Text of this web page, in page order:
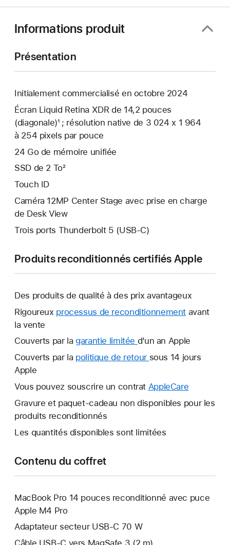
Informations produit
Présentation
Initialement commercialisé en octobre 2024
Écran Liquid Retina XDR de 14,2 pouces
(diagonale)¹ ; résolution native de 3 024 x 1 964
à 254 pixels par pouce
24 Go de mémoire unifiée
SSD de 2 To²
Touch ID
Caméra 12MP Center Stage avec prise en charge
de Desk View
Trois ports Thunderbolt 5 (USB‑C)
Produits reconditionnés certifiés Apple
Des produits de qualité à des prix avantageux
Rigoureux processus de reconditionnement avant
la vente
Couverts par la garantie limitée Une
nouvelle
d’un an Apple
Couverts par la politique de retour Une
fenêtre
sous 14 jours
Apple
Vous pouvez souscrire un contrat AppleCare
nouvelle
Gravure et paquet-cadeau non disponibles pour les
produits reconditionnés
Les quantités disponibles sont limitées
Contenu du coffret
MacBook Pro 14 pouces reconditionné avec puce
Apple M4 Pro
Adaptateur secteur USB‑C 70 W